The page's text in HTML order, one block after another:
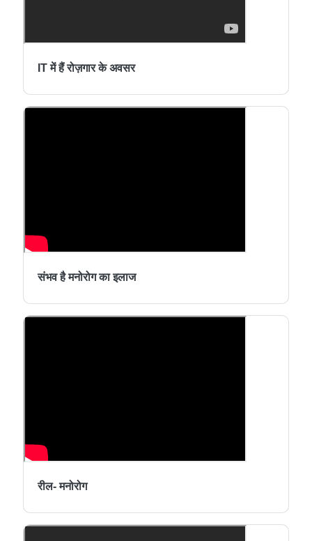
IT में हैं रोज़गार के अवसर
संभव है मनोरोग का इलाज
रील- मनोरोग